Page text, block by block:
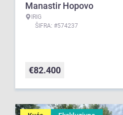
Manastir Hopovo
IRIG
ŠIFRA: #574237
€82.400